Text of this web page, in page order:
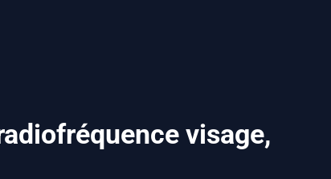
visage,